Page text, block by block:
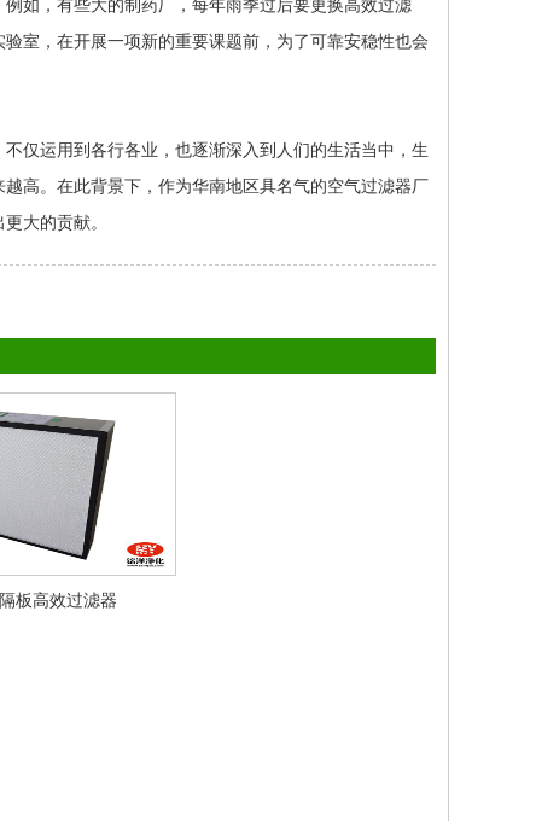
如，有些大的制药厂，每年雨季过后要更换高效过滤
室，在开展一项新的重要课题前，为了可靠安稳性也会
运用到各行各业，也逐渐深入到人们的生活当中，生
高。在此背景下，作为华南地区具名气的空气过滤器厂
大的贡献。
板高效过滤器